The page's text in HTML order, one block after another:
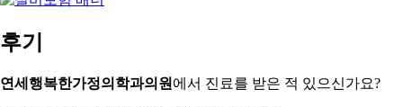
후기
연세행복한가정의학과의원 에서 진료를 받은 적 있으신가요?